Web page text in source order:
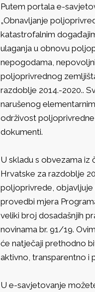
Putem portala e-
„Obnavljanje
katastrofalnim
ulaganja u obnovu
nepogodama,
poljoprivrednog
razdoblje 2014.-2020..
narušenog
održivost poljoprivredne
dokumenti.
U skladu s obvezama iz
Hrvatske za razdoblje
poljoprivrede, objavljuje
provedbi mjera
veliki broj dosadašnjih
novinama br. 91/19.
će natječaji prethodno
aktivno, transparentno i
U e-savjetovanje